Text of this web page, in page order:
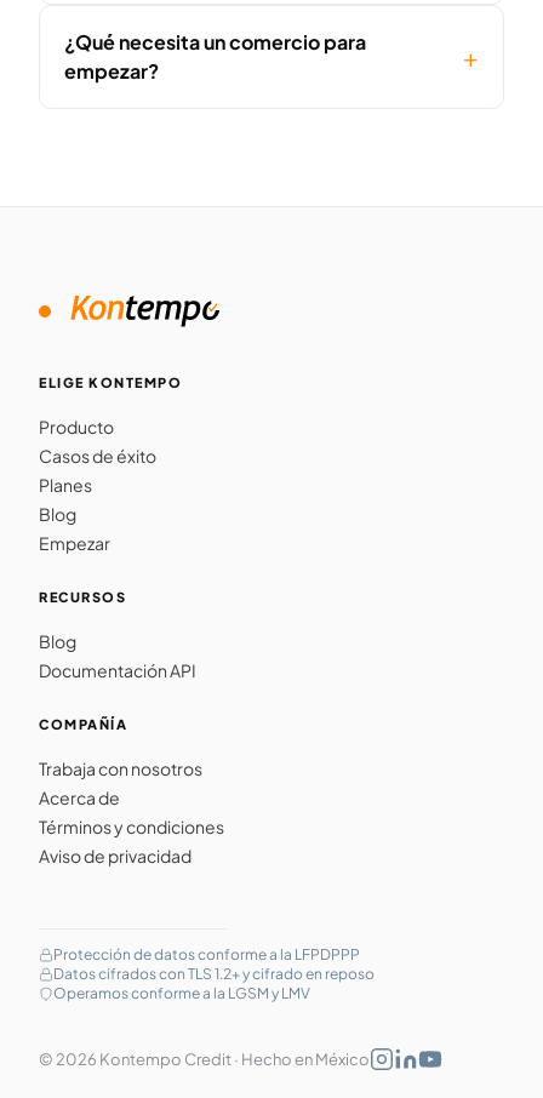
¿Qué necesita un comercio para
empezar?
ELIGE KONTEMPO
Producto
Casos de éxito
Planes
Blog
Empezar
RECURSOS
Blog
Documentación API
COMPAÑÍA
Trabaja con nosotros
Acerca de
Términos y condiciones
Aviso de privacidad
Protección de datos conforme a la LFPDPPP
Datos cifrados con TLS 1.2+ y cifrado en reposo
Operamos conforme a la LGSM y LMV
© 2026 Kontempo Credit · Hecho en México